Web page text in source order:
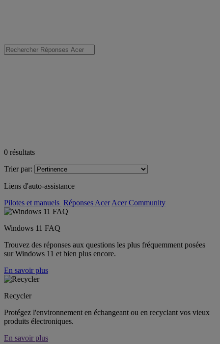
0 résultats
Trier par:
Liens d'auto-assistance
Pilotes et manuels Réponses Acer Acer Community
Windows 11 FAQ
Trouvez des réponses aux questions les plus fréquemment posées
sur Windows 11 et bien plus encore.
En savoir plus
Recycler
Protégez l'environnement en échangeant ou en recyclant vos vieux
produits électroniques.
En savoir plus